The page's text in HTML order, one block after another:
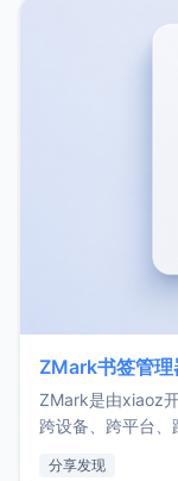
ZMark书签管
ZMark是由xiaoz
跨设备、跨平台、
分享发现